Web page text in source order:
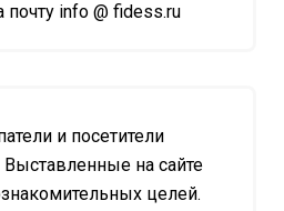
почту info @ fidess.ru
и посетители
на сайте
целей.